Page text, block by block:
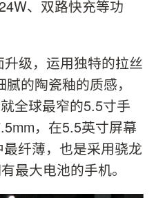
、双路快充等功
级，运用独特的拉丝
的陶瓷釉的质感，
全球最窄的5.5寸手
，在5.5英寸屏幕
纤薄，也是采用骁龙
最大电池的手机。